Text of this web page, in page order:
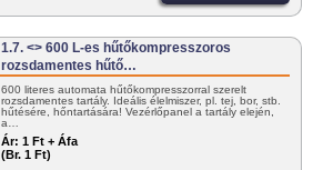
1.7. <> 600 L-es hűtőkompresszoros
rozsdamentes hűtő…
600 literes automata hűtőkompresszorral szerelt
rozsdamentes tartály. Ideális élelmiszer, pl. tej, bor, stb.
hűtésére, hőntartására! Vezérlőpanel a tartály elején,
a…
Ár: 1 Ft + Áfa
(Br. 1 Ft)